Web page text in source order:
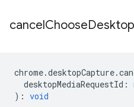
cancelChooseDesktop
chrome.desktopCapture.
desktopMediaRequestId :
) : void